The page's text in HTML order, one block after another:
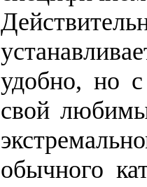
удобно, но
свой
обычного